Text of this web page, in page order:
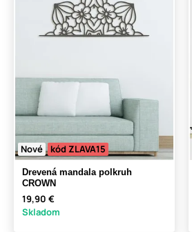
Nové kód ZLAVA15
Drevená mandala polkruh
CROWN
19,90 €
Skladom